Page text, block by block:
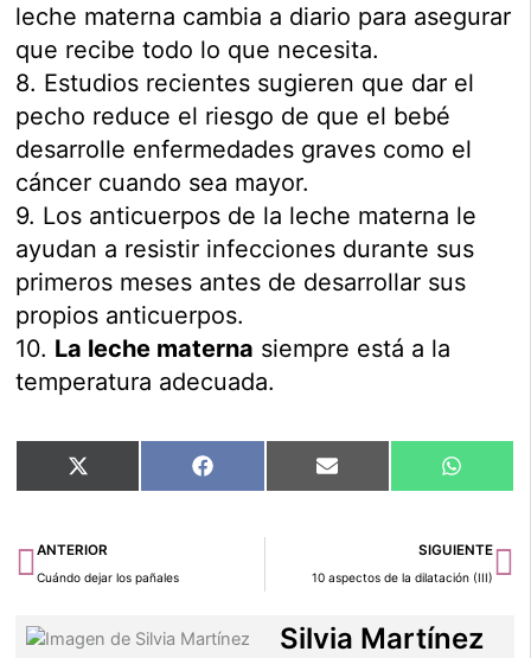
leche materna cambia a diario para asegurar
que recibe todo lo que necesita.
8. Estudios recientes sugieren que dar el
pecho reduce el riesgo de que el bebé
desarrolle enfermedades graves como el
cáncer cuando sea mayor.
9. Los anticuerpos de la leche materna le
ayudan a resistir infecciones durante sus
primeros meses antes de desarrollar sus
propios anticuerpos.
10. La leche materna siempre está a la
temperatura adecuada.
Compartir
en
X
(Twitter)
Compartir
en
Facebook Compartir
en
Email
en
Ant
ANTERIOR
Cuándo dejar los pañales
SIGUIENTE
10 aspectos de la dilatación (III)
Silvia Martínez